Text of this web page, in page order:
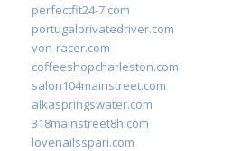
perfectfit24-7.com
portugalprivatedriver.com
von-racer.com
coffeeshopcharleston.com
salon104mainstreet.com
alkaspringswater.com
318mainstreet8h.com
lovenailsspari.com